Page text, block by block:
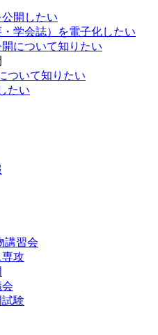
開したい
学会誌）を電子化したい
について知りたい
ついて知りたい
たい
講習会
攻
験